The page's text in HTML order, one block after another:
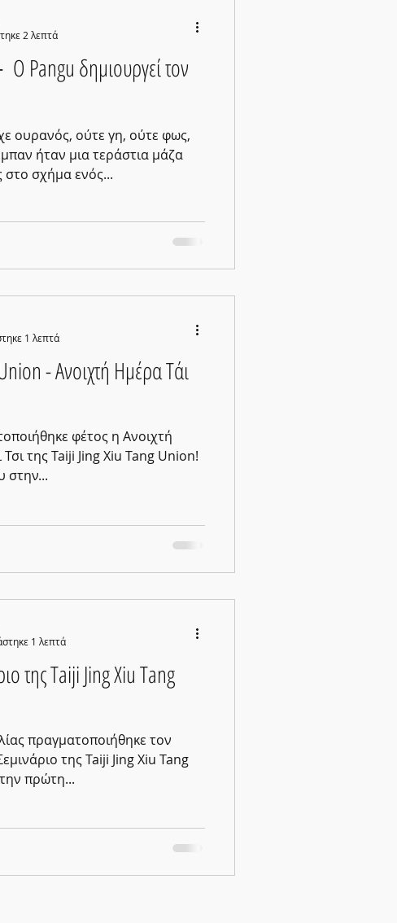
δημιουργεί τον
ουρανός, ούτε γη, ούτε φως,
ήταν μια τεράστια μάζα
στο σχήμα ενός...
2 λεπτά
- Ανοιχτή Ημέρα Τάι
φέτος η Ανοιχτή
της Taiji Jing Xiu Tang Union!
στην...
1 λεπτά
της Taiji Jing Xiu Tang
πραγματοποιήθηκε τον
της Taiji Jing Xiu Tang
πρώτη...
1 λεπτά